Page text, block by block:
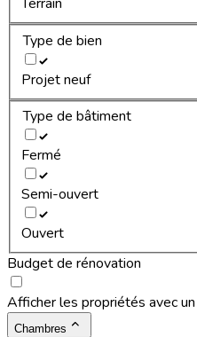
Type de bien
Projet neuf
Type de bâtiment
Fermé
Semi-ouvert
Ouvert
Budget de rénovation
Afficher les propriétés avec
Chambres